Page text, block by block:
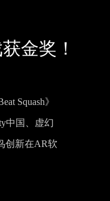
金奖！
Squash》
中国、虚幻
创新在AR软